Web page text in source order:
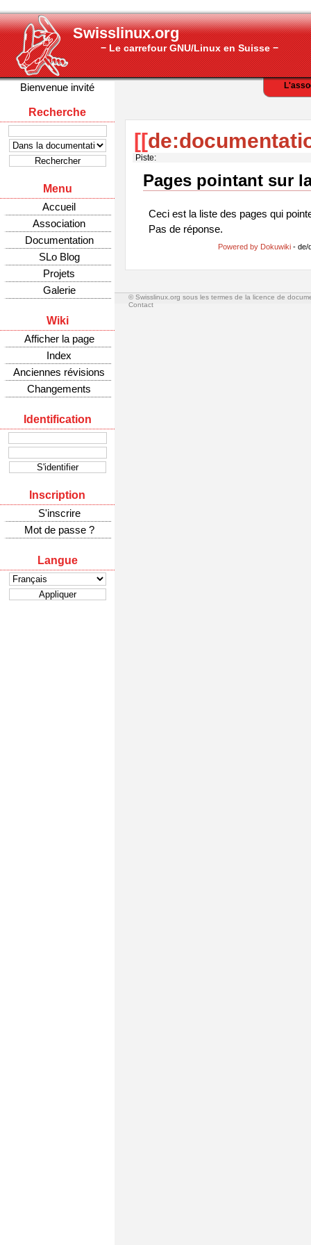
Swisslinux.org
− Le carrefour GNU/Linux en Suisse −
Bienvenue invité
Recherche
Menu
Accueil
Association
Documentation
SLo Blog
Projets
Galerie
Wiki
Afficher la page
Index
Anciennes révisions
Changements
Identification
Inscription
S'inscrire
Mot de passe ?
Langue
[[
Piste:
Pages pointant sur
Ceci est la liste des pages qui
Pas de réponse.
Powered by Dokuwiki - de/
© Swisslinux.org sous les termes de la licence de
Contact